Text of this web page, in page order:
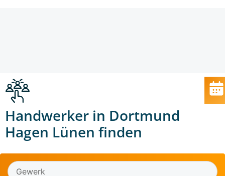
Handwerker in Dortmund
Hagen Lünen finden